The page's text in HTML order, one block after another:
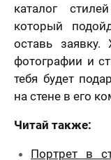
каталог
который
оставь
фотографии и
тебя будет
на стене в его
Читай также:
Портрет в